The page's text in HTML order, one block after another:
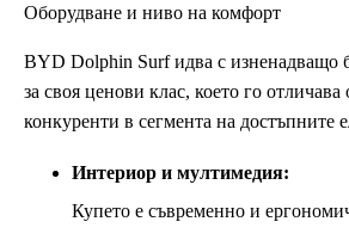
Оборудване и ниво на комфорт
BYD Dolphin Surf идва с изненадващо
за своя ценови клас, което го отличава
конкуренти в сегмента на достъпните
Интериор и мултимедия:
Купето е съвременно и